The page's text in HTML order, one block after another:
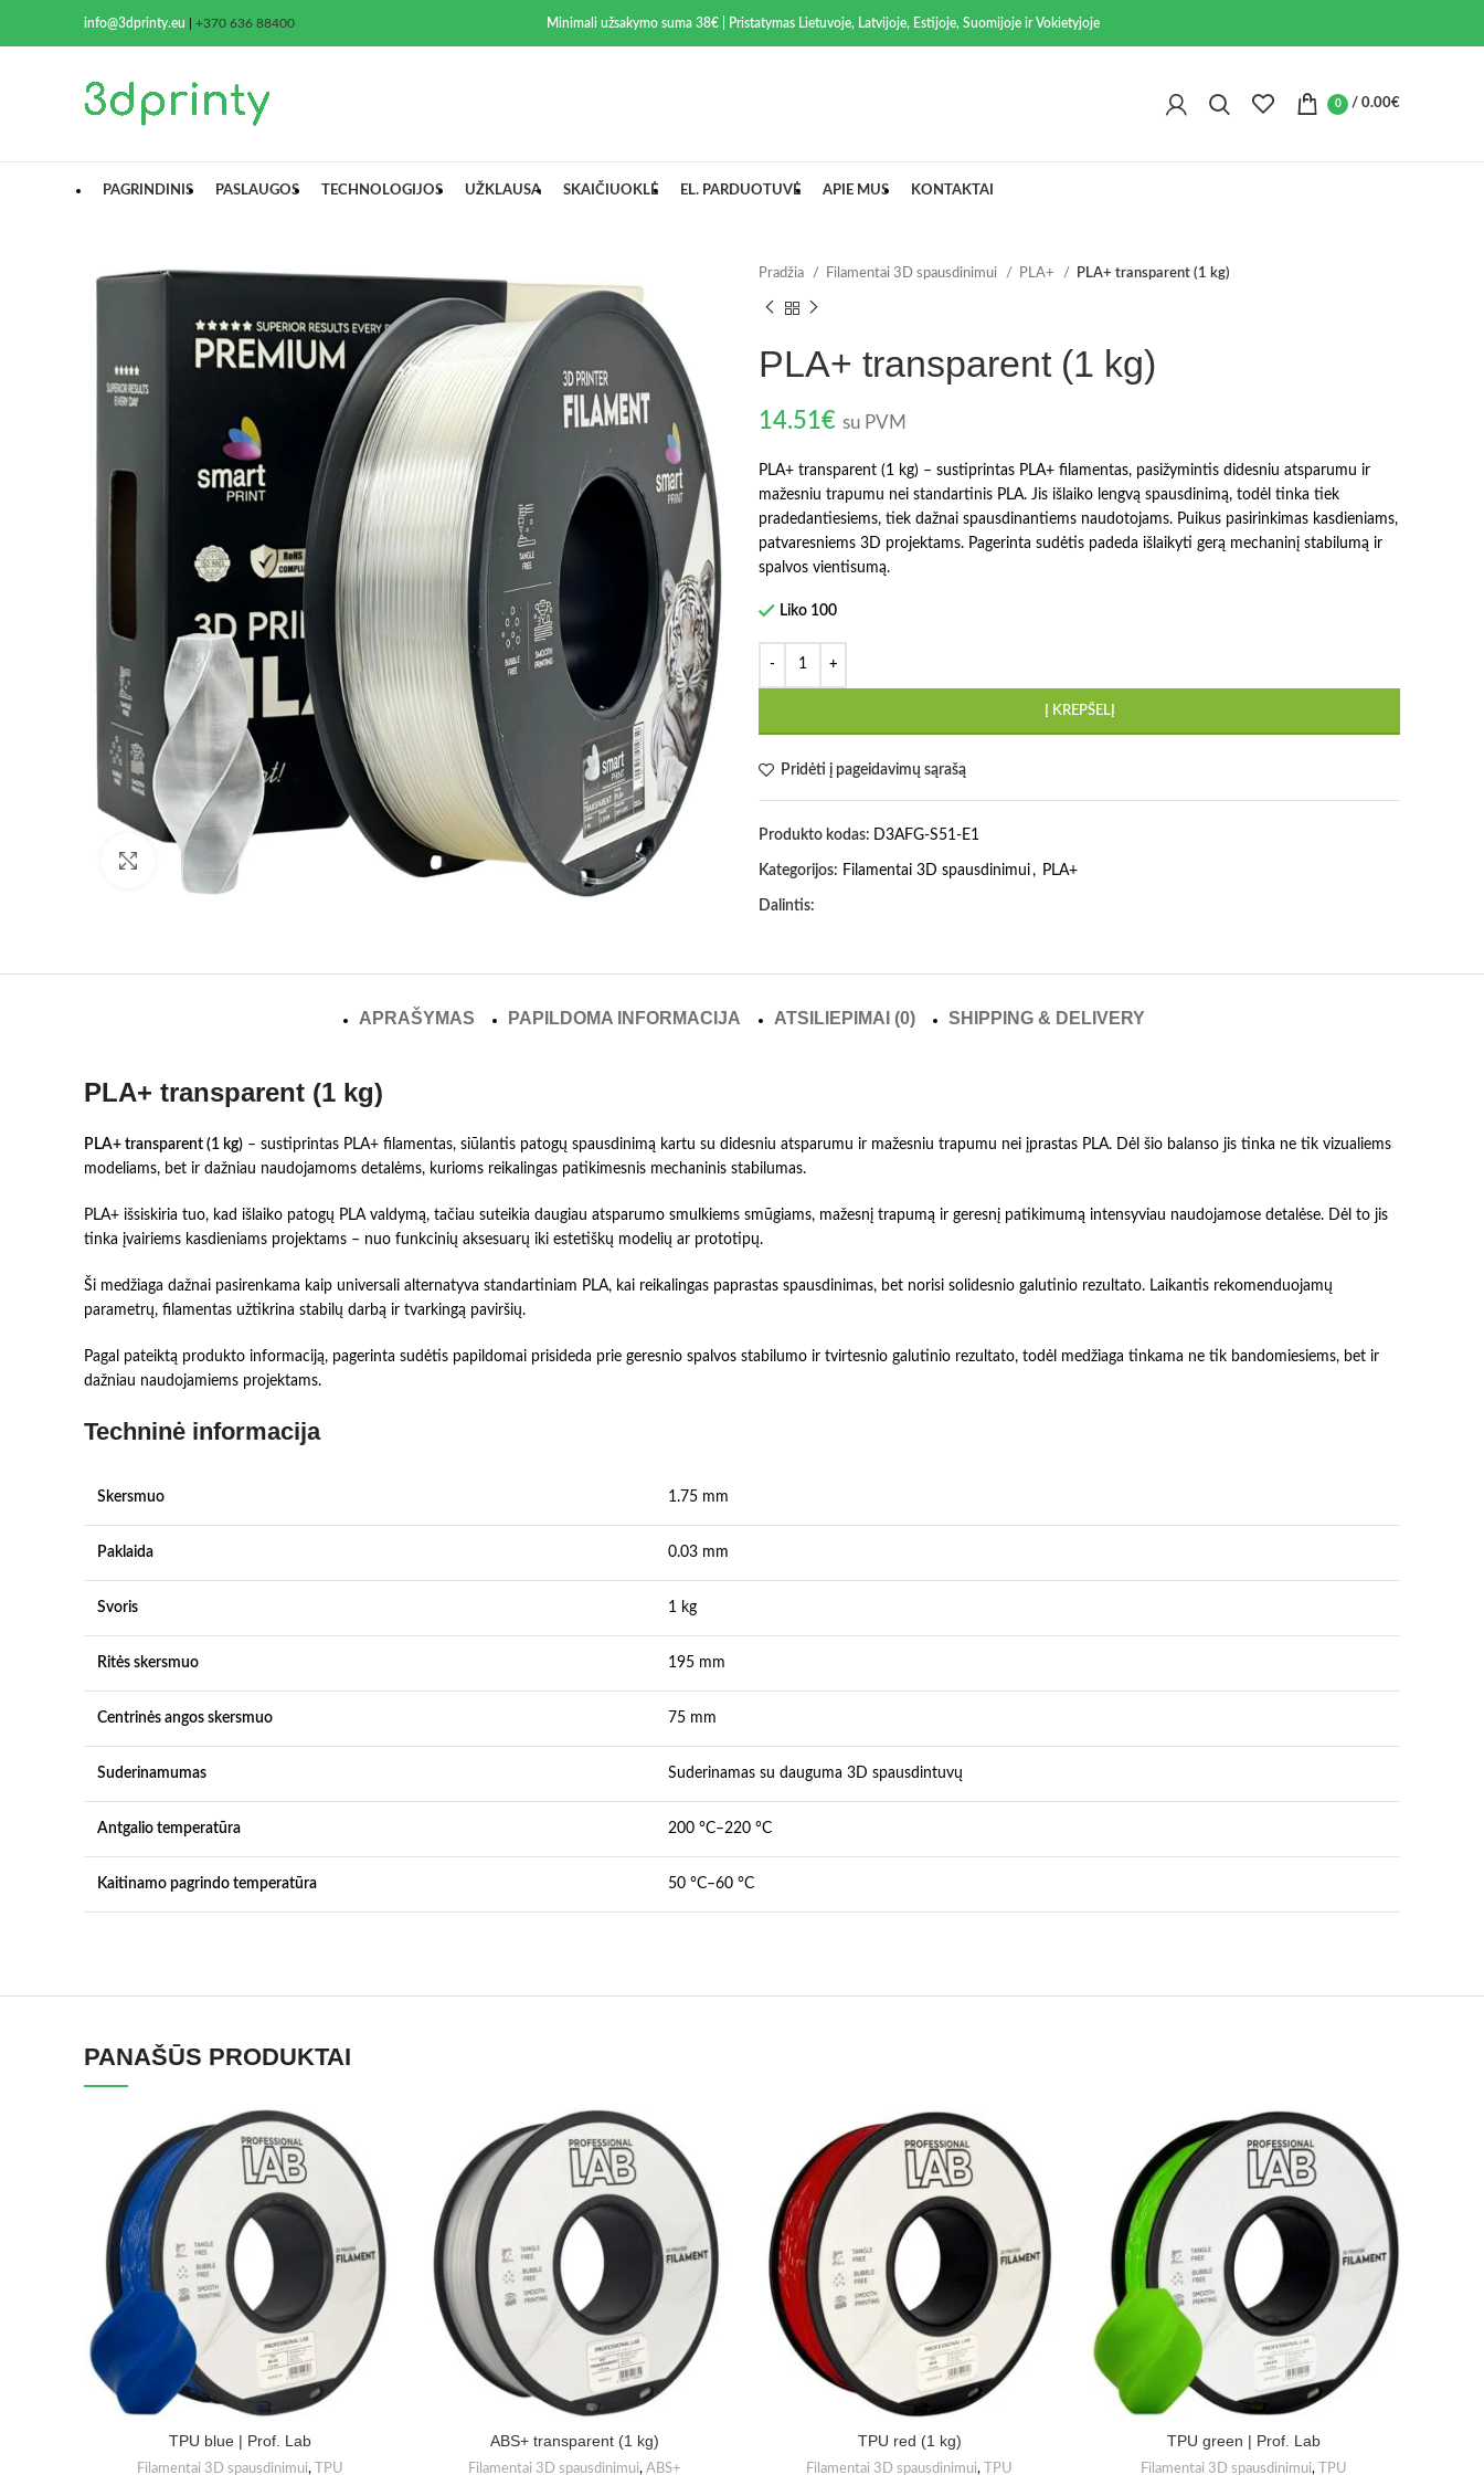
info@3dprinty.eu +370 636 88400 Minimali užsakymo suma 38€ | Pristatymas Lietuvoje, Latvijoje, Estijoje, Suomijoje ir Vokietyjoje
0 / 0.00€
PAGRINDINIS PASLAUGOS TECHNOLOGIJOS UŽKLAUSA SKAIČIUOKLĖ EL. PARDUOTUVĖ APIE MUS KONTAKTAI
Spustelėkite norėdami padidinti
Pradžia Filamentai 3D spausdinimui PLA+ PLA+ transparent (1 kg)
PLA+ transparent (1 kg)
14.51€ su PVM
PLA+ transparent (1 kg) – sustiprintas PLA+ filamentas, pasižymintis didesniu atsparumu ir
mažesniu trapumu nei standartinis PLA. Jis išlaiko lengvą spausdinimą, todėl tinka tiek
pradedantiesiems, tiek dažnai spausdinantiems naudotojams. Puikus pasirinkimas kasdieniams,
patvaresniems 3D projektams. Pagerinta sudėtis padeda išlaikyti gerą mechaninį stabilumą ir
spalvos vientisumą.
Liko 100
Į KREPŠELĮ
Pridėti į pageidavimų sąrašą
Produkto kodas: D3AFG-S51-E1
Kategorijos: Filamentai 3D spausdinimui, PLA+
Dalintis:
APRAŠYMAS PAPILDOMA INFORMACIJA ATSILIEPIMAI (0) SHIPPING & DELIVERY
PLA+ transparent (1 kg)
PLA+ transparent (1 kg) – sustiprintas PLA+ filamentas, siūlantis patogų spausdinimą kartu su didesniu atsparumu ir mažesniu trapumu nei įprastas PLA. Dėl šio balanso jis tinka ne tik vizualiems
modeliams, bet ir dažniau naudojamoms detalėms, kurioms reikalingas patikimesnis mechaninis stabilumas.
PLA+ išsiskiria tuo, kad išlaiko patogų PLA valdymą, tačiau suteikia daugiau atsparumo smulkiems smūgiams, mažesnį trapumą ir geresnį patikimumą intensyviau naudojamose detalėse. Dėl to jis
tinka įvairiems kasdieniams projektams – nuo funkcinių aksesuarų iki estetiškų modelių ar prototipų.
Ši medžiaga dažnai pasirenkama kaip universali alternatyva standartiniam PLA, kai reikalingas paprastas spausdinimas, bet norisi solidesnio galutinio rezultato. Laikantis rekomenduojamų
parametrų, filamentas užtikrina stabilų darbą ir tvarkingą paviršių.
Pagal pateiktą produkto informaciją, pagerinta sudėtis papildomai prisideda prie geresnio spalvos stabilumo ir tvirtesnio galutinio rezultato, todėl medžiaga tinkama ne tik bandomiesiems, bet ir
dažniau naudojamiems projektams.
Techninė informacija
Skersmuo 1.75 mm
Paklaida 0.03 mm
Svoris 1 kg
Ritės skersmuo 195 mm
Centrinės angos skersmuo 75 mm
Suderinamumas Suderinamas su dauguma 3D spausdintuvų
Antgalio temperatūra 200 °C–220 °C
Kaitinamo pagrindo temperatūra 50 °C–60 °C
PANAŠŪS PRODUKTAI
TPU blue | Prof. Lab
Filamentai 3D spausdinimui, TPU
ABS+ transparent (1 kg)
Filamentai 3D spausdinimui, ABS+
TPU red (1 kg)
Filamentai 3D spausdinimui, TPU
TPU green | Prof. Lab
Filamentai 3D spausdinimui, TPU